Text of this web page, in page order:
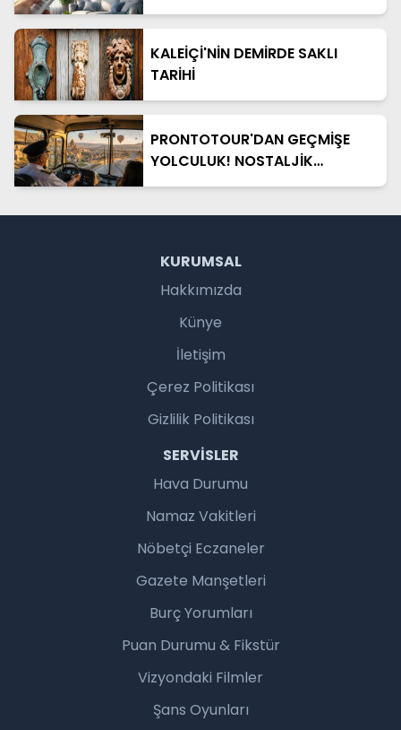
KALEİÇİ'NİN DEMİRDE SAKLI
TARİHİ
PRONTOTOUR'DAN GEÇMİŞE
YOLCULUK! NOSTALJİK
OTOBÜSLÜ KAPADOKYA TURU
KURUMSAL
Hakkımızda
Künye
İletişim
Çerez Politikası
Gizlilik Politikası
SERVISLER
Hava Durumu
Namaz Vakitleri
Nöbetçi Eczaneler
Gazete Manşetleri
Burç Yorumları
Puan Durumu & Fikstür
Vizyondaki Filmler
Şans Oyunları